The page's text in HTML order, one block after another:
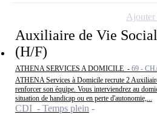
Auxiliaire de Vie
(H/F)
ATHENA SERVICES A DOMICILE - 69 -
ATHENA Services à Domicile recrute 2
renforcer son équipe. Vous interviendrez au
situation de handicap ou en perte d'autonomie,...
CDI - Temps plein
Ajouter